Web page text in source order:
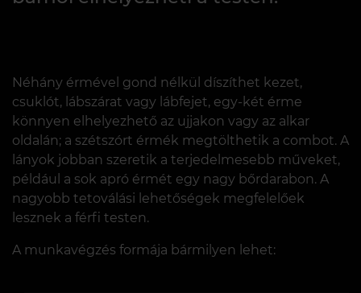
Néhány érmével gond nélkül díszíthet kezet,
csuklót, lábszárat vagy lábfejet, egy-két érme
könnyen elhelyezhető az ujjakon vagy az alkar
oldalán; a szétszórt érmék megtölthetik a combot. A
lányok jobban szeretik a terjedelmesebb műveket,
például a sok apró érmét egy nagy bőrdarabon. A
nagyobb tetoválási lehetőségek megfelelőek
lesznek a férfi testen.
A munkavégzés formája bármilyen lehet: